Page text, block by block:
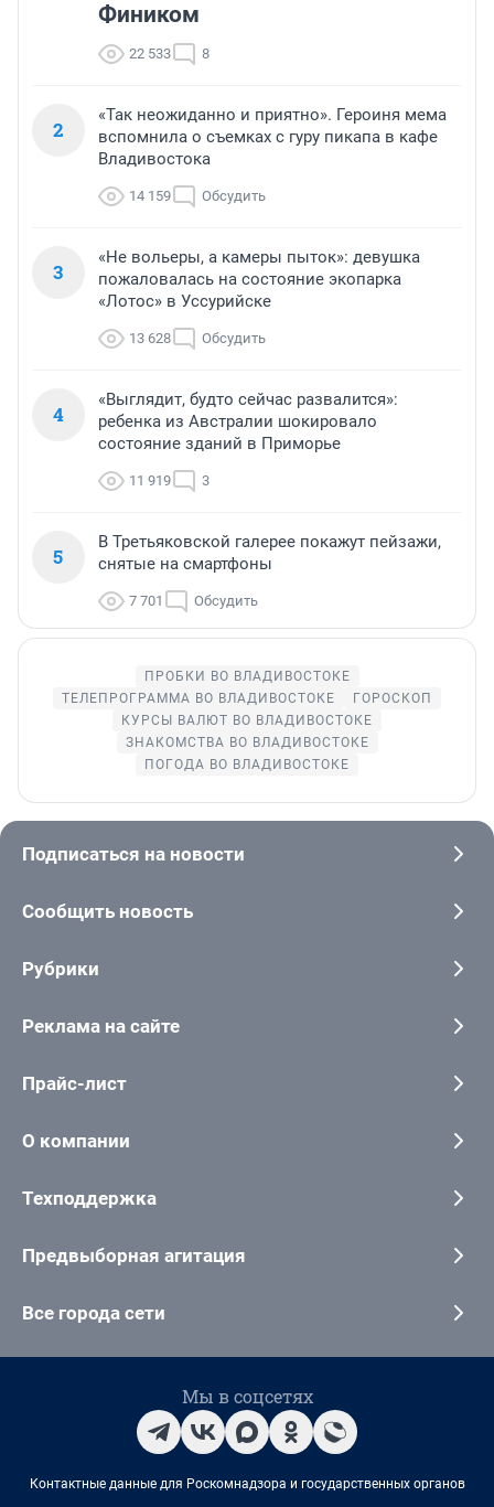
Фиником
22 533 8
2
«Так неожиданно и приятно». Героиня мема
вспомнила о съемках с гуру пикапа в кафе
Владивостока
14 159 Обсудить
3
«Не вольеры, а камеры пыток»: девушка
пожаловалась на состояние экопарка
«Лотос» в Уссурийске
13 628 Обсудить
4
«Выглядит, будто сейчас развалится»:
ребенка из Австралии шокировало
состояние зданий в Приморье
11 919 3
5
В Третьяковской галерее покажут пейзажи,
снятые на смартфоны
7 701 Обсудить
ПРОБКИ ВО ВЛАДИВОСТОКЕ
ТЕЛЕПРОГРАММА ВО ВЛАДИВОСТОКЕ
ГОРОСКОП
КУРСЫ ВАЛЮТ ВО ВЛАДИВОСТОКЕ
ЗНАКОМСТВА ВО ВЛАДИВОСТОКЕ
ПОГОДА ВО ВЛАДИВОСТОКЕ
Подписаться на новости
Сообщить новость
Рубрики
Реклама на сайте
Прайс-лист
О компании
Техподдержка
Предвыборная агитация
Все города сети
Мы в соцсетях
Контактные данные для Роскомнадзора и государственных органов